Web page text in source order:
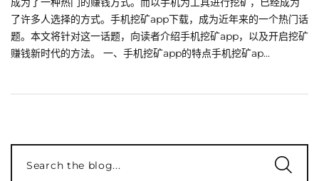
了许多人选择的方式。手机挖矿app下载，成为近年来的一个热门话
题。本文将针对这一话题，向读者介绍手机挖矿app，以及开启挖矿
赚钱新时代的方法。 一、手机挖矿app的特点手机挖矿ap...
Search the blog...